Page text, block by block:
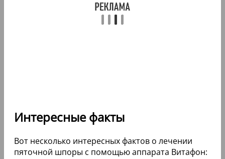
Интересные факты
Вот несколько интересных фактов о лечении
пяточной шпоры с помощью аппарата Витафон: